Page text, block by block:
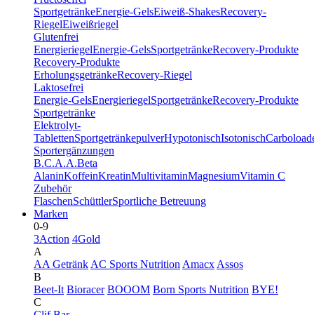
SportgetränkeEnergie-GelsEiweiß-ShakesRecovery-
RiegelEiweißriegel
Glutenfrei
EnergieriegelEnergie-GelsSportgetränkeRecovery-Produkte
Recovery-Produkte
ErholungsgetränkeRecovery-Riegel
Laktosefrei
Energie-GelsEnergieriegelSportgetränkeRecovery-Produkte
Sportgetränke
Elektrolyt-
TablettenSportgetränkepulverHypotonischIsotonisch
Sportergänzungen
B.C.A.A.Beta
AlaninKoffeinKreatinMultivitaminMagnesiumVitamin C
Zubehör
FlaschenSchüttlerSportliche Betreuung
Marken
0-9
3Action 4Gold
A
AA Getränk AC Sports Nutrition Amacx Assos
B
Beet-It Bioracer BOOOM Born Sports Nutrition BYE!
C